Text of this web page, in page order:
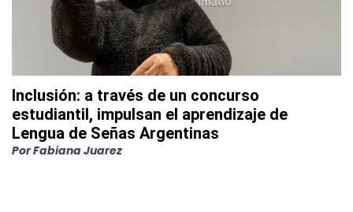
Inclusión: a través de un concurso
estudiantil, impulsan el aprendizaje de
Lengua de Señas Argentinas
PorFabiana Juarez